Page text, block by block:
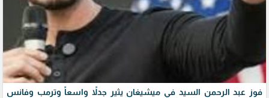
فوز عبد الرحمن السيد في ميشيغان يثير جدلاً واسعاً وترمب وفانس